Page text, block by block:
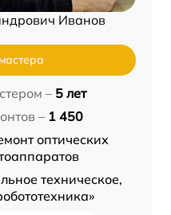
Иванов
– 5 лет
– 1 450
оптических
техническое,